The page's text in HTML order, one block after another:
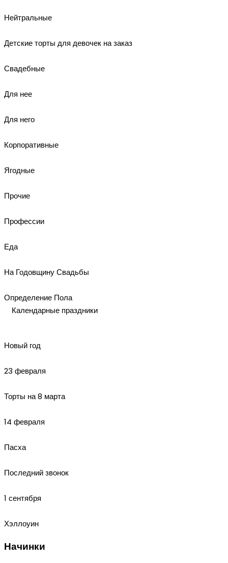
Нейтральные
Детские торты для девочек на заказ
Свадебные
Для нее
Для него
Корпоративные
Ягодные
Прочие
Профессии
Еда
На Годовщину Свадьбы
Определение Пола
Календарные праздники
Новый год
23 февраля
Торты на 8 марта
14 февраля
Пасха
Последний звонок
1 сентября
Хэллоуин
Начинки